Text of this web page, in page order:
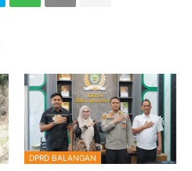
DPRD BALANGAN